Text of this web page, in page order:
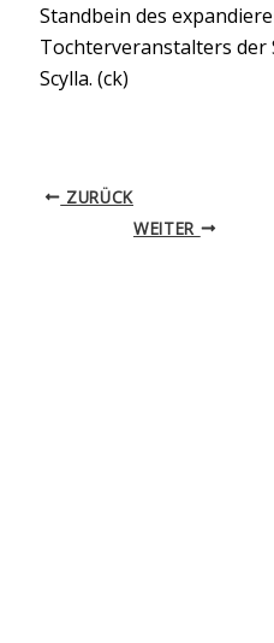
Standbein des
Tochterveranstalters der
Scylla. (ck)
ZURÜCK
WEITER